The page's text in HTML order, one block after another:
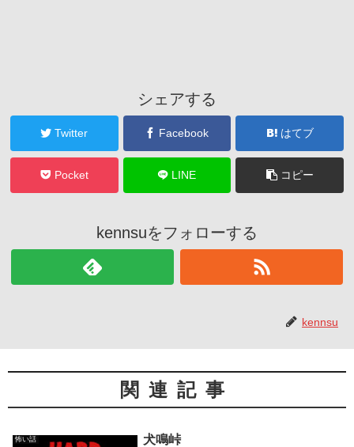
シェアする
Twitter Facebook はてブ
Pocket LINE コピー
kennsuをフォローする
kennsu
関連記事
怖い話 犬鳴峠